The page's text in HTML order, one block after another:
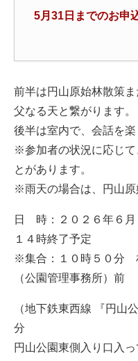
5月31日までのお申
前半は円山原始林散策ま
父なる天と繋がります。
後半は室内で、会話を楽
※参加者の状況に応じて
とがあります。
※雨天の場合は、円山原
日 時：２０２６年６月
１４時終了予定
※集合：１０時５０分
（公園管理事務所）前
（地下鉄東西線 『円
分
円山公園東側入り口入っ